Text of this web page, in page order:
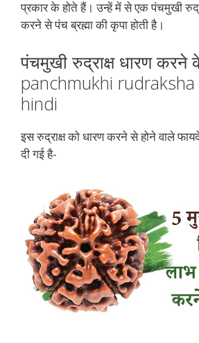
प्रकार के होते हैं। उन्हें में से एक पंचमुखी
करने से पंच ब्रह्मा की कृपा होती है।
पंचमुखी रुद्राक्ष धारण करने
panchmukhi
hindi
इस रुद्राक्ष को धारण करने से होने वाले
दी गई है-